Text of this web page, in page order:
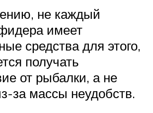
не каждый
имеет
средства для этого,
получать
от рыбалки, а не
за массы неудобств.